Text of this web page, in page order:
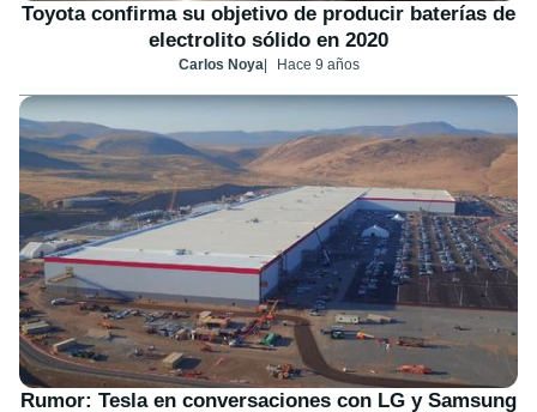
Toyota confirma su objetivo de producir baterías de
electrolito sólido en 2020
Carlos Noya Hace 9 años
Rumor: Tesla en conversaciones con LG y Samsung